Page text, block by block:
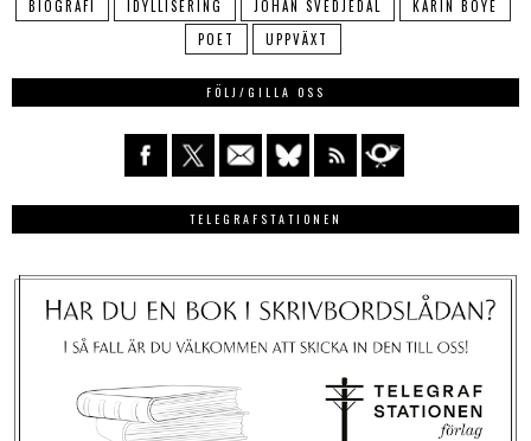
BIOGRAFI IDYLLISERING JOHAN SVEDJEDAL
KARIN BOYE
POET
UPPVÄXT
FÖLJ/GILLA OSS
TELEGRAFSTATIONEN